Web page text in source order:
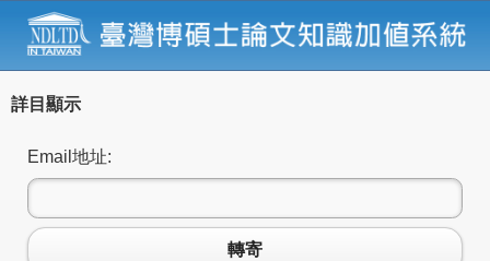
詳目顯示
Email地址:
轉寄